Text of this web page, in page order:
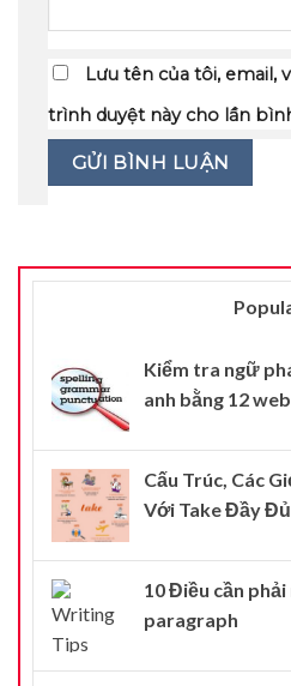
Lưu tên của tôi, email,
trình duyệt này cho lần
Kiểm tra ngữ
anh bằng 12
Cấu Trúc, Các
Với Take Đầy Đủ
10 Điều cần
paragraph